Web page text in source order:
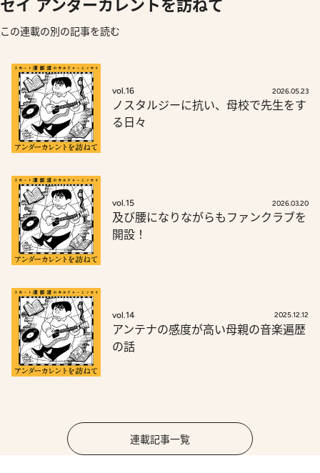
セイ アンダーカレントを訪ねて
この連載の別の記事を読む
vol.16 2026.05.23
ノスタルジーに抗い、母校で先生をす
る日々
vol.15 2026.03.20
及び腰になりながらもファンクラブを
開設！
vol.14 2025.12.12
アンテナの感度が高い母親の音楽遍歴
の話
連載記事一覧